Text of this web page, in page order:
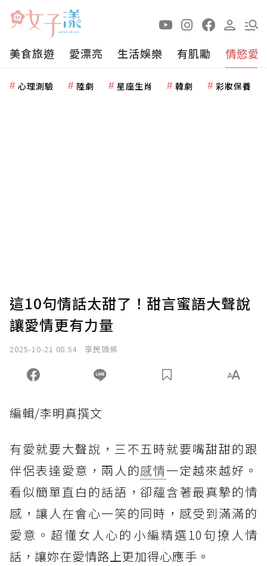
美食旅遊 愛漂亮 生活娛樂 有肌勵 情慾愛
心理測驗 陸劇 星座生肖 韓劇 彩妝保養
這10句情話太甜了！甜言蜜語大聲說
讓愛情更有力量
2025-10-21 08:54 享民頭條
編輯/李明真撰文
有愛就要大聲說，三不五時就要嘴甜甜的跟
伴侶表達愛意，兩人的感情一定越來越好。
看似簡單直白的話語，卻蘊含著最真摯的情
感，讓人在會心一笑的同時，感受到滿滿的
愛意。超懂女人心的小編精選10句撩人情
話，讓妳在愛情路上更加得心應手。